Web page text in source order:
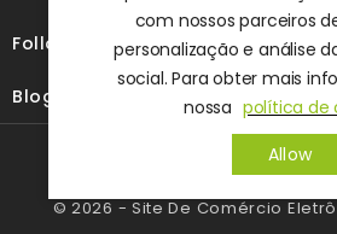
Follow Us
Blog
com nossos parceiros
personalização e análise
social. Para obter mais
nossa política de
Allow
© 2026 - Site De Comércio